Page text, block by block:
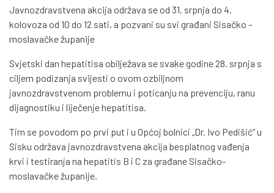
Javnozdravstvena akcija održava se od 31. srpnja do 4.
kolovoza od 10 do 12 sati, a pozvani su svi građani Sisačko –
moslavačke županije
Svjetski dan hepatitisa obilježava se svake godine 28. srpnja s
ciljem podizanja svijesti o ovom ozbiljnom
javnozdravstvenom problemu i poticanju na prevenciju, ranu
dijagnostiku i liječenje hepatitisa.
Tim se povodom po prvi put i u Općoj bolnici „Dr. Ivo Pedišić“ u
Sisku održava javnozdravstvena akcija besplatnog vađenja
krvi i testiranja na hepatitis B i C za građane Sisačko-
moslavačke županije.